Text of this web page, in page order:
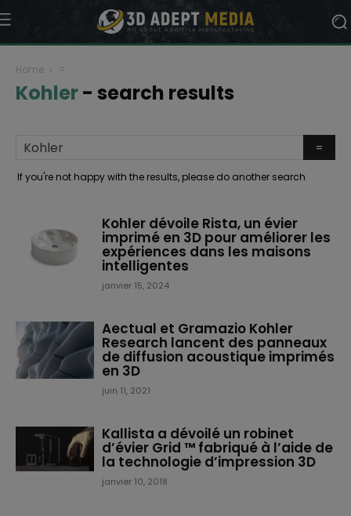
Home =
Kohler- search results
If you're not happy with the results, please do another search
Kohler dévoile Rista, un évier
imprimé en 3D pour améliorer les
expériences dans les maisons
intelligentes
janvier 15, 2024
Aectual et Gramazio Kohler
Research lancent des panneaux
de diffusion acoustique imprimés
en 3D
juin 11, 2021
Kallista a dévoilé un robinet
d’évier Grid ™ fabriqué à l’aide de
la technologie d’impression 3D
janvier 10, 2018